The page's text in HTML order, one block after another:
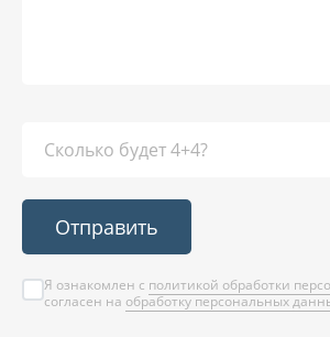
Отправить
Я ознакомлен с политикой обработки
согласен на обработку персональных